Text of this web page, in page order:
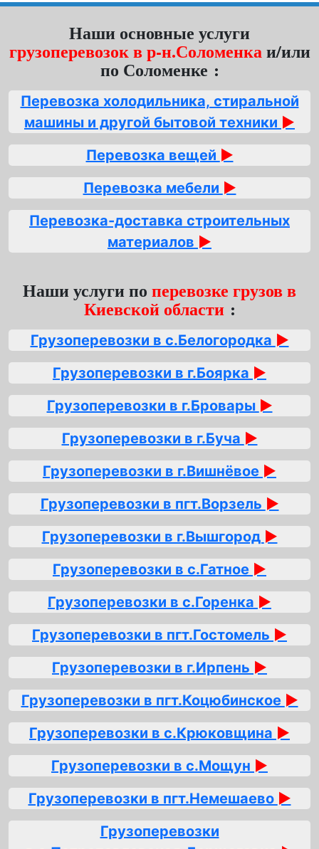
Наши основные услуги
грузоперевозок в р-н.Соломенкаи/или
по Соломенке :
Перевозка холодильника, стиральной
машины и другой бытовой техники ►
Перевозка вещей ►
Перевозка мебели ►
Перевозка-доставка строительных
материалов ►
Наши услуги по перевозке грузов в
Киевской области:
Грузоперевозки в с.Белогородка ►
Грузоперевозки в г.Боярка ►
Грузоперевозки в г.Бровары ►
Грузоперевозки в г.Буча ►
Грузоперевозки в г.Вишнёвое ►
Грузоперевозки в пгт.Ворзель ►
Грузоперевозки в г.Вышгород ►
Грузоперевозки в с.Гатное ►
Грузоперевозки в с.Горенка ►
Грузоперевозки в пгт.Гостомель ►
Грузоперевозки в г.Ирпень ►
Грузоперевозки в пгт.Коцюбинское ►
Грузоперевозки в с.Крюковщина ►
Грузоперевозки в с.Мощун ►
Грузоперевозки в пгт.Немешаево ►
Грузоперевозки